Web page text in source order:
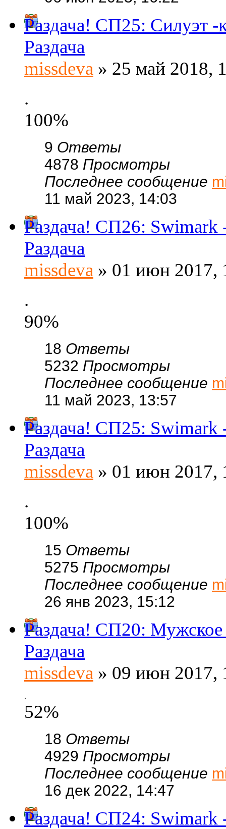
Раздача! СП25: Силуэт
Раздача
missdeva » 25 май 2018,
.
100%
9 Ответы
4878 Просмотры
Последнее сообщение
11 май 2023, 14:03
Раздача! СП26:
Раздача
missdeva » 01 июн 2017,
.
90%
18 Ответы
5232 Просмотры
Последнее сообщение
11 май 2023, 13:57
Раздача! СП25:
Раздача
missdeva » 01 июн 2017,
.
100%
15 Ответы
5275 Просмотры
Последнее сообщение
26 янв 2023, 15:12
Раздача! СП20:
Раздача
missdeva » 09 июн 2017,
.
52%
18 Ответы
4929 Просмотры
Последнее сообщение
16 дек 2022, 14:47
Раздача! СП24: